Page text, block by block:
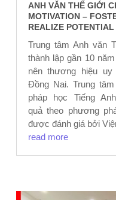
ANH VĂN THẾ GIỚI
MOTIVATION –
REALIZE POTENTIAL
Trung tâm Anh văn
thành lập gần 10
nên thương hiệu
Đồng Nai. Trung
pháp học Tiếng
quả theo phương
được đánh giá bởi
read more